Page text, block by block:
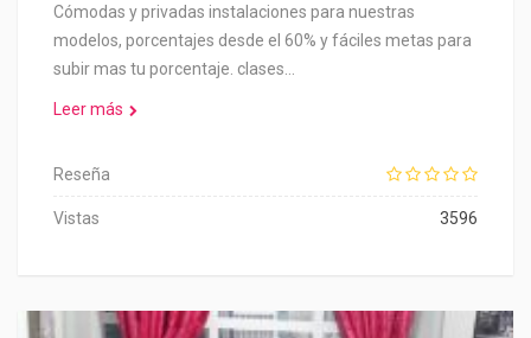
Cómodas y privadas instalaciones para nuestras
modelos, porcentajes desde el 60% y fáciles metas para
subir mas tu porcentaje. clases…
Leer más
Reseña
Vistas 3596